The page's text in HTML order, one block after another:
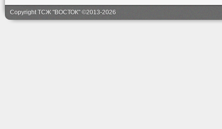
Copyright ТСЖ "ВОСТОК" ©2013-2026